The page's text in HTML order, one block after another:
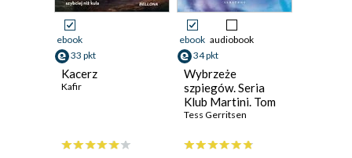
ebook
33 pkt
Kacerz
Kafir
ebook audiobook
34 pkt
Wybrzeże
szpiegów. Seria
Klub Martini. Tom
1
Tess Gerritsen